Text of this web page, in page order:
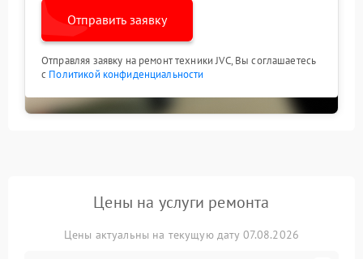
Отправить заявку
Отправляя заявку на ремонт техники JVC, Вы соглашаетесь
с Политикой конфиденциальности
Цены на услуги ремонта
Цены актуальны на текущую дату 07.08.2026